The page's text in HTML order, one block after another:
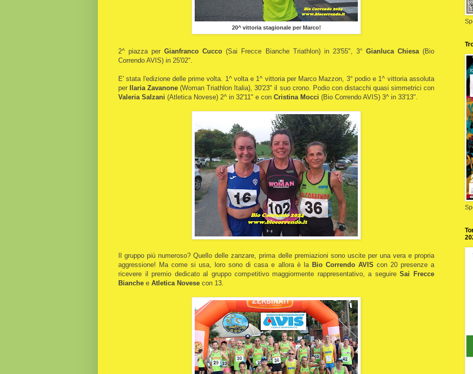
20^ vittoria stagionale per Marco!
2^ piazza perGianfranco Cucco (Sai Frecce Bianche Triathlon) in 23'55", 3° Gianluca Chiesa(Bio
Correndo AVIS) in 25'02".
E' stata l'edizione delle prime volta. 1^ volta e 1^ vittoria per Marco Mazzon, 3° podio e 1^ vittoria assoluta
per Ilaria Zavanone (Woman Triathlon Italia), 30'23" il suo crono. Podio con distacchi quasi simmetrici con
Valeria Salzani (Atletica Novese) 2^ in 32'11" e con Cristina Mocci (Bio Correndo AVIS) 3^ in 33'13".
Il gruppo più numeroso? Quello delle zanzare, prima delle premiazioni sono uscite per una vera e propria
aggressione! Ma come si usa, loro sono di casa e allora è la Bio Correndo AVIS con 20 presenze a
ricevere il premio dedicato al gruppo competitivo maggiormente rappresentativo, a seguireSai Frecce
Bianche e Atletica Novese con 13.